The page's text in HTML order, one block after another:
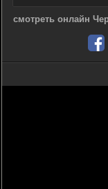
смотреть онлайн